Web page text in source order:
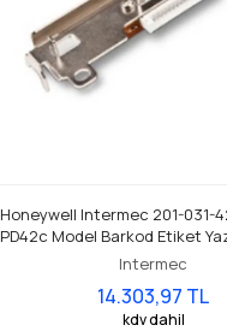
Honeywell Intermec 201-031-
PD42c Model Barkod Etiket
Termal Baskı Kafası
Intermec
14.303,97 TL
kdv dahil